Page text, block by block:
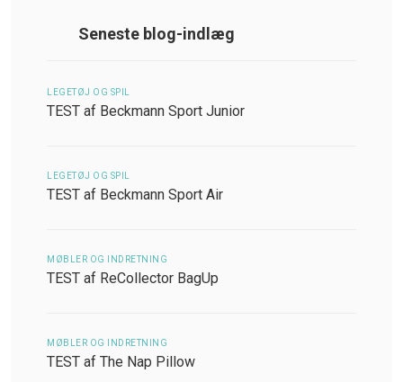
Seneste blog-indlæg
LEGETØJ OG SPIL
TEST af Beckmann Sport Junior
LEGETØJ OG SPIL
TEST af Beckmann Sport Air
MØBLER OG INDRETNING
TEST af ReCollector BagUp
MØBLER OG INDRETNING
TEST af The Nap Pillow